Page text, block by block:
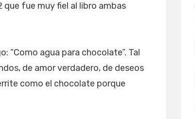
fue muy fiel al libro ambas
“Como agua para chocolate”. Tal
de amor verdadero, de deseos
como el chocolate porque